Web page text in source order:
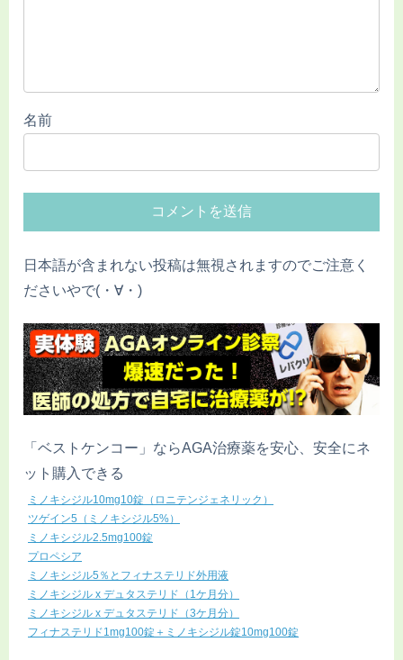
名前
日本語が含まれない投稿は無視されますのでご注意く
ださいやで(・∀・)
「ベストケンコー」ならAGA治療薬を安心、安全にネ
ット購入できる
ミノキシジル10mg10錠（ロニテンジェネリック）
ツゲイン5（ミノキシジル5%）
ミノキシジル2.5mg100錠
プロペシア
ミノキシジル5％とフィナステリド外用液
ミノキシジル x デュタステリド（1ケ月分）
ミノキシジル x デュタステリド（3ケ月分）
フィナステリド1mg100錠＋ミノキシジル錠10mg100錠